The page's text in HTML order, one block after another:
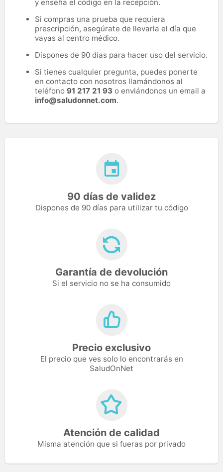
y enseña el código en la recepción.
Si compras una prueba que requiera
prescripción, asegúrate de llevarla el día que
vayas al centro médico.
Dispones de 90 días para hacer uso del servicio.
Si tienes cualquier pregunta, puedes ponerte
en contacto con nosotros llamándonos al
teléfono 91 217 21 93 o enviándonos un email a
info@saludonnet.com.
90 días de validez
Dispones de 90 días para utilizar tu código
Garantía de devolución
Si el servicio no se ha consumido
Precio exclusivo
El precio que ves solo lo encontrarás en
SaludOnNet
Atención de calidad
Misma atención que si fueras por privado